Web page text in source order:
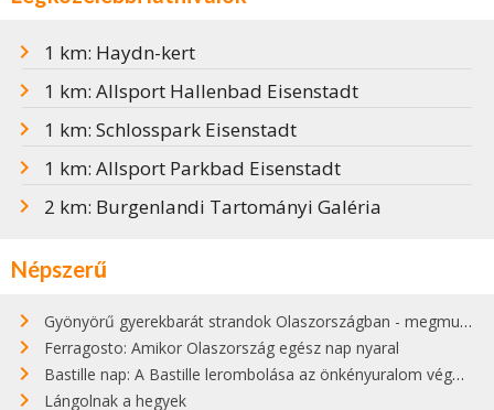
1 km: Haydn-kert
1 km: Allsport Hallenbad Eisenstadt
1 km: Schlosspark Eisenstadt
1 km: Allsport Parkbad Eisenstadt
2 km: Burgenlandi Tartományi Galéria
Népszerű
Gyönyörű gyerekbarát strandok Olaszországban - megmutatjuk a 15 legjobbat
Ferragosto: Amikor Olaszország egész nap nyaral
Bastille nap: A Bastille lerombolása az önkényuralom végét jelentette
Lángolnak a hegyek